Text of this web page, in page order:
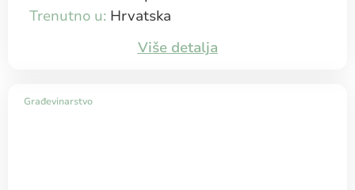
Trenutno u: Hrvatska
Više detalja
Građevinarstvo